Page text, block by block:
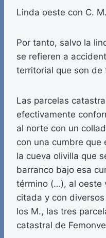
Linda oeste con C. M.
Por tanto, salvo la
se refieren a
territorial que son de
Las parcelas
efectivamente
al norte con un
con una cumbre que
la cueva olivilla que
barranco bajo esa
término (…), al oeste
citada y con
los M., las tres
catastral de